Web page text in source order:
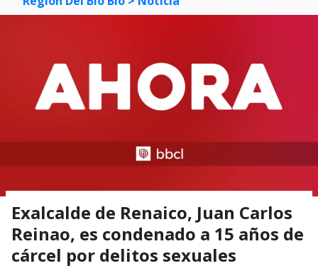
Exalcalde de Renaico, Juan Carlos
Reinao, es condenado a 15 años de
cárcel por delitos sexuales